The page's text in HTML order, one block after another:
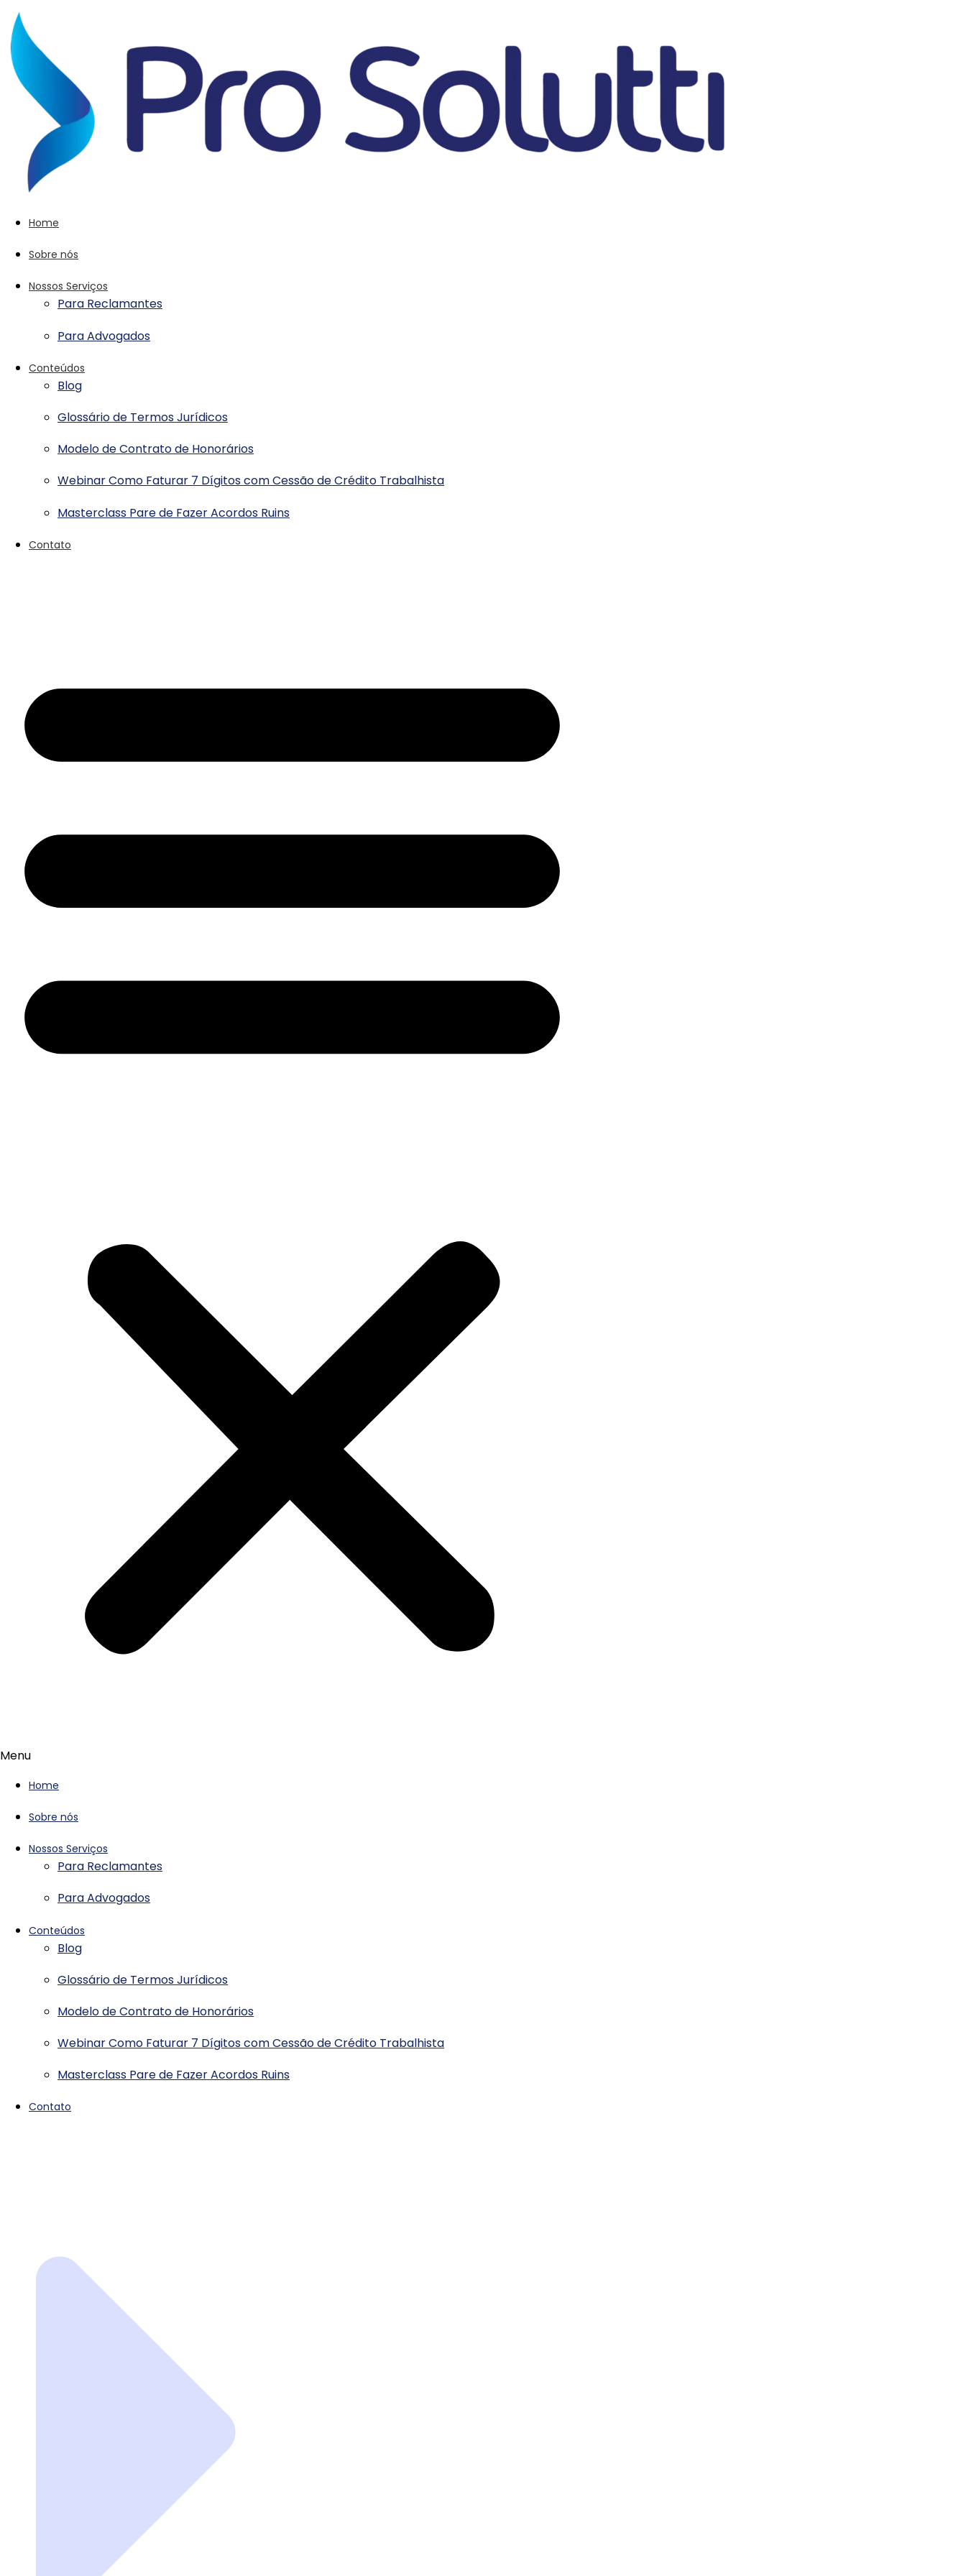
Home
Sobre nós
Nossos Serviços
Para Reclamantes
Para Advogados
Conteúdos
Blog
Glossário de Termos Jurídicos
Modelo de Contrato de Honorários
Webinar Como Faturar 7 Dígitos com Cessão de Crédito Trabalhista
Masterclass Pare de Fazer Acordos Ruins
Contato
Menu
Home
Sobre nós
Nossos Serviços
Para Reclamantes
Para Advogados
Conteúdos
Blog
Glossário de Termos Jurídicos
Modelo de Contrato de Honorários
Webinar Como Faturar 7 Dígitos com Cessão de Crédito Trabalhista
Masterclass Pare de Fazer Acordos Ruins
Contato